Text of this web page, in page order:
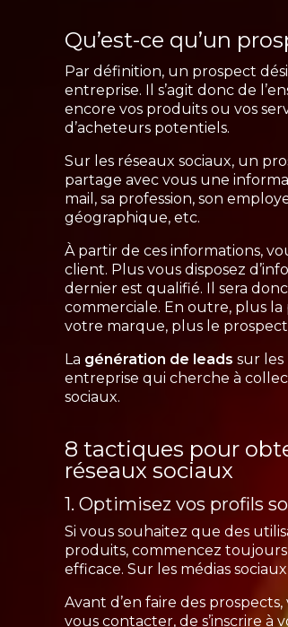
Qu’est-ce qu’un
Par définition, un prospect
entreprise. Il s’agit donc de
encore vos produits ou vos
d’acheteurs potentiels.
Sur les réseaux sociaux, un
partage avec vous une
mail, sa profession, son
géographique, etc.
À partir de ces informations,
client. Plus vous disposez
dernier est qualifié. Il sera
commerciale. En outre, plus
votre marque, plus le prospect
La génération de leads sur les
entreprise qui cherche à
sociaux.
8 tactiques pour
réseaux sociaux
1. Optimisez vos profils
Si vous souhaitez que des
produits, commencez
efficace. Sur les médias
Avant d’en faire des
vous contacter, de s’inscrire à